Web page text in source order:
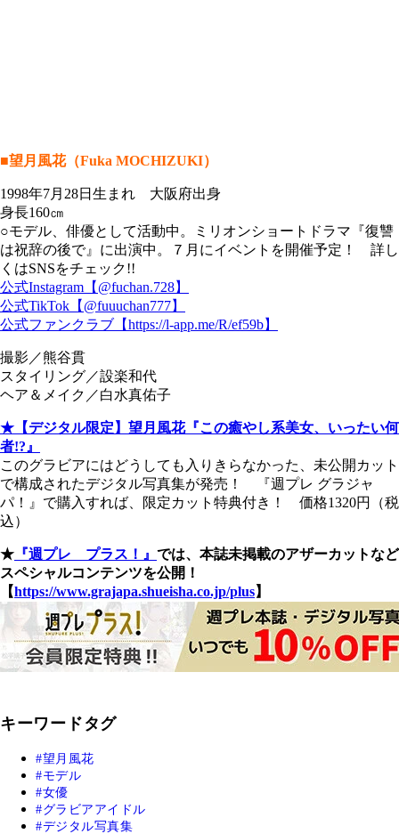
■望月風花（Fuka MOCHIZUKI）
1998年7月28日生まれ 大阪府出身
身長160㎝
○モデル、俳優として活動中。ミリオンショートドラマ『復讐
は祝辞の後で』に出演中。７月にイベントを開催予定！ 詳し
くはSNSをチェック!!
公式Instagram【@fuchan.728】
公式TikTok【@fuuuchan777】
公式ファンクラブ【https://l-app.me/R/ef59b】
撮影／熊谷貫
スタイリング／設楽和代
ヘア＆メイク／白水真佑子
★【デジタル限定】望月風花『この癒やし系美女、いったい何
者!?』
このグラビアにはどうしても入りきらなかった、未公開カット
で構成されたデジタル写真集が発売！ 『週プレ グラジャ
パ！』で購入すれば、限定カット特典付き！ 価格1320円（税
込）
★ 『週プレ プラス！』 では、本誌未掲載のアザーカットなど
スペシャルコンテンツを公開！
【https://www.grajapa.shueisha.co.jp/plus】
キーワードタグ
望月風花
モデル
女優
グラビアアイドル
デジタル写真集